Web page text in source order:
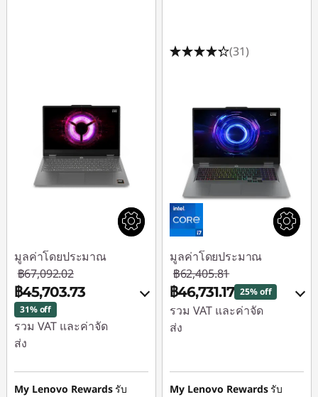
มูลค่าโดยประมาณ
฿67,092.02
฿45,703.73
31% off
รวม VAT และค่าจัด
ส่ง
ประหยัดทันที :-
฿20,911.95
My Lenovo Rewardsรับ
(31)
มูลค่าโดยประมาณ
฿62,405.81
฿46,731.17 25% off
รวม VAT และค่าจัด
ส่ง
฿15,214.15
My Lenovo Rewardsรับ